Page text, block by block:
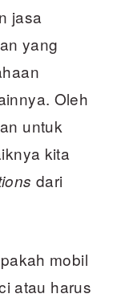
jasa
yang
Oleh
untuk
kita
dari
mobil
atau harus